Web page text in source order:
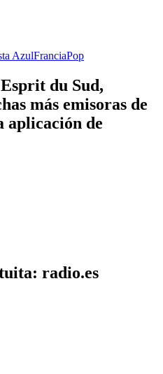
AzulFranciaPop
du Sud,
más emisoras de
aplicación de
radio.es